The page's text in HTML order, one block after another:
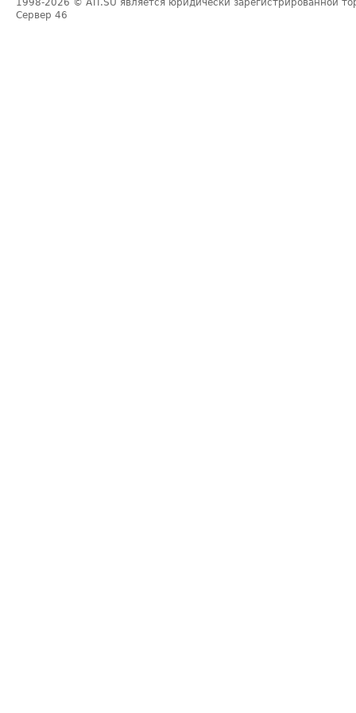
1998-2026 © ATI.SU является юридически зарегистрированной
Сервер 46